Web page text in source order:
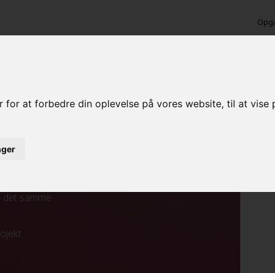
at forbedre din oplevelse på vores website, til at vise
møbler i Nørager
det samme